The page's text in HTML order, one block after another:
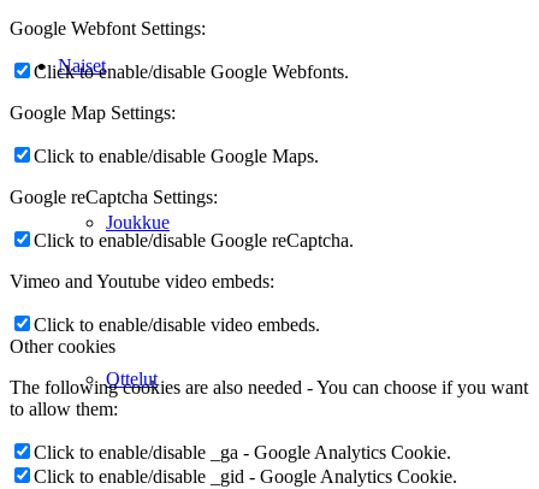
Naiset
Joukkue
Ottelut
Google Webfont Settings:
Click to enable/disable Google Webfonts.
Google Map Settings:
Click to enable/disable Google Maps.
Google reCaptcha Settings:
Click to enable/disable Google reCaptcha.
Vimeo and Youtube video embeds:
Click to enable/disable video embeds.
Other cookies
The following cookies are also needed - You can choose if you want
to allow them:
Click to enable/disable _ga - Google Analytics Cookie.
Click to enable/disable _gid - Google Analytics Cookie.